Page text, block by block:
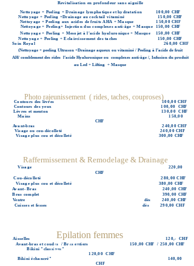
Revitalisation en profondeur sans aiguille
Nettoyage + Peeling + Drainage lymphatique et hydratation 100,00 CHF
Nettoyage + Peeling +Drainage au cocktail vitaminé 150,00 CHF
Nettoyage + Peeling aux acides de fruits AHA + Masque 150,00 CHF
Nettoyage + Peeling+ Injection dus complexes anti-âge + Masque 150,00 CHF
Nettoyage + Peeling + Mesojet à l'acide hyaluronique + Masque150,00 CHF
Nettoyage + Peeling + Eclaircissement des taches 150,00 CHF
Soin Royal 260,00 CHF
(Nettoyage + peeling Ultrason +Drainage aqueux ou vitaminé / Peeling à l’acide de fruit
AH/ comblement des rides l’acide Hyaluronique ou complexes anti-âge /, Infusion du produit
au Led + Lifting + Masque
Contours des lèvres 100,00 CHF
Contours des yeux 100,00 CHF
Lèvres et menton 130,00 CHF
Mains 150,00
CHF
Avant-bras 240,00 CHF
Visage ou cou-décolleté 240,00 CHF
Visage plus cou et décolleté 300,00 CHF
Visage 220,00
CHF
Cou-décolleté 280,00 CHF
Visage plus cou et décolleté 380,00 CHF
Avant- Bras 240,00 CHF
Bras complet 390,00 CHF
Ventre dès 240,00 CHF
Cuisses et fesses dès 290,00 CHF
Aisselles 120,- CHF
Avant-bras et coudes / Bras entiers
150,00 CHF / 250,00 CHF
Bikini "classique"
120,00 CHF
Bikini échancré"
140,00
CHF
Raffermissement & Remodelage & Drainage
Epilation Homme
Photo rajeunissement ( rides, taches, couproses)
Epilation femmes